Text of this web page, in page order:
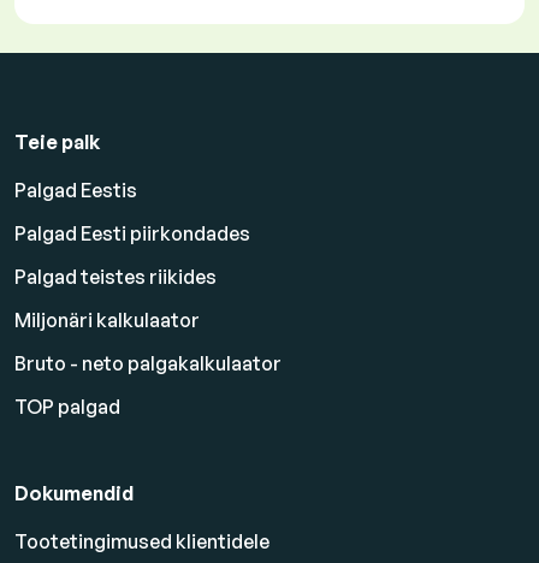
Teie palk
Palgad Eestis
Palgad Eesti piirkondades
Palgad teistes riikides
Miljonäri kalkulaator
Bruto - neto palgakalkulaator
TOP palgad
Dokumendid
Tootetingimused klientidele